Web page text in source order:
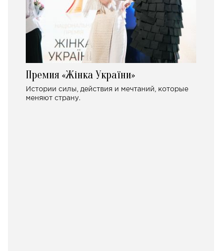
Премия «Жінка України»
Истории силы, действия и мечтаний, которые
меняют страну.